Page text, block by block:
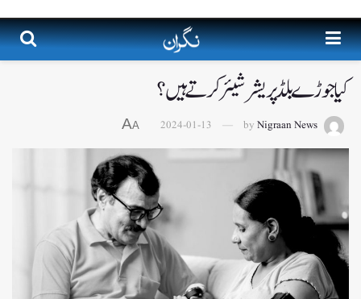
کیا جوڑے بلڈ پریشر شیئر کرتے ہیں؟
by Nigraan News
2024-01-13
A
A